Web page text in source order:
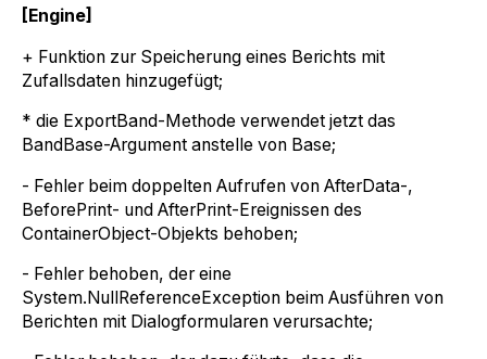
[Engine]
+ Funktion zur Speicherung eines Berichts mit
Zufallsdaten hinzugefügt;
* die ExportBand-Methode verwendet jetzt das
BandBase-Argument anstelle von Base;
- Fehler beim doppelten Aufrufen von AfterData-,
BeforePrint- und AfterPrint-Ereignissen des
ContainerObject-Objekts behoben;
- Fehler behoben, der eine
System.NullReferenceException beim Ausführen von
Berichten mit Dialogformularen verursachte;